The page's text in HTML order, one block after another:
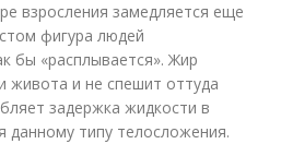
взросления замедляется еще
фигура людей
бы «расплывается». Жир
живота и не спешит оттуда
задержка жидкости в
данному типу телосложения.